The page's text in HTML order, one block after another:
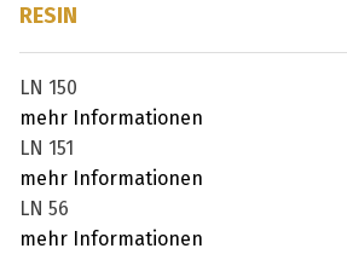
RESIN
LN 150
mehr Informationen
LN 151
mehr Informationen
LN 56
mehr Informationen